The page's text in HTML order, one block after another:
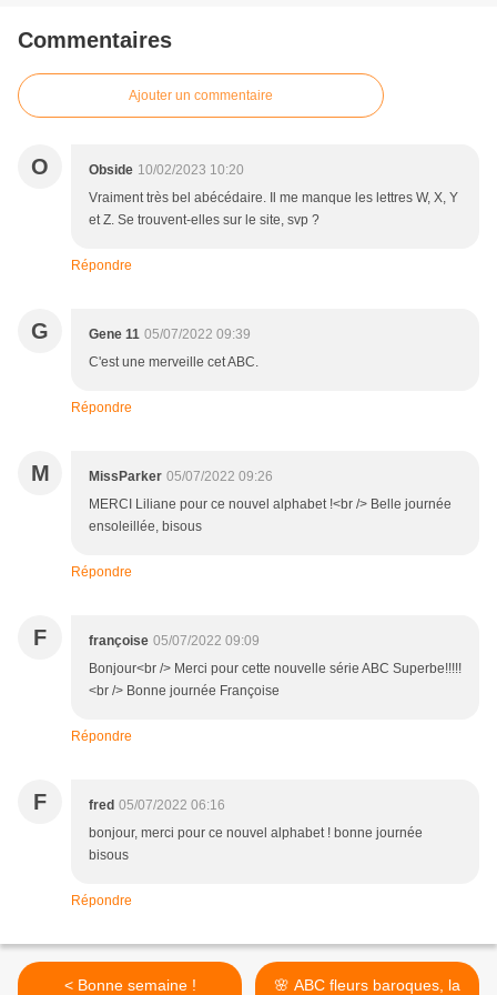
Commentaires
Ajouter un commentaire
O Obside 10/02/2023 10:20
Vraiment très bel abécédaire. Il me manque les lettres W, X, Y
et Z. Se trouvent-elles sur le site, svp ?
Répondre
G Gene 11 05/07/2022 09:39
C'est une merveille cet ABC.
Répondre
M MissParker 05/07/2022 09:26
MERCI Liliane pour ce nouvel alphabet !<br /> Belle journée
ensoleillée, bisous
Répondre
F françoise 05/07/2022 09:09
Bonjour<br /> Merci pour cette nouvelle série ABC Superbe!!!!!
<br /> Bonne journée Françoise
Répondre
F fred 05/07/2022 06:16
bonjour, merci pour ce nouvel alphabet ! bonne journée
bisous
Répondre
< Bonne semaine ! 🌸 ABC fleurs baroques, la